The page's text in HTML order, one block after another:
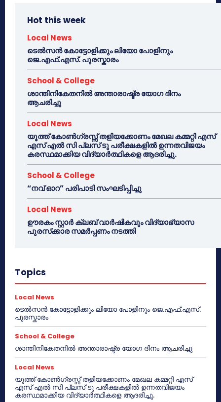
Hot this week
Local News
ടെൽസൻ കോട്ടോളിക്കും ലിയോ പോളിനും
ജെ.എഫ്.എസ്. പുരസ്കാരം
School & College
ശാന്തിനികേതനിൽ അന്താരാഷ്ട്ര യോഗ ദിനം
ആചരിച്ചു
Local News
യൂത്ത് കോൺഗ്രസ്സ് തളിയക്കോണം മേഖല കമ്മറ്റി എസ്
എസ് എൽ സി പ്ലസ് ടു പരീക്ഷകളിൽ ഉന്നതവിജയം
കരസ്ഥമാക്കിയ വിദ്യാർത്ഥികളെ ആദരിച്ചു.
School & College
“നവ് ഓറ” പരിപാടി സംഘടിപ്പിച്ചു
Local News
ഊരകം സ്റ്റാർ ക്ലബ് വാർഷികവും വിദ്യാഭ്യാസ
പുരസ്‌ക്കാര സമർപ്പണം നടത്തി
Topics
Local News
ടെൽസൻ കോട്ടോളിക്കും ലിയോ പോളിനും ജെ.എഫ്.എസ്.
പുരസ്കാരം
School & College
ശാന്തിനികേതനിൽ അന്താരാഷ്ട്ര യോഗ ദിനം ആചരിച്ചു
Local News
യൂത്ത് കോൺഗ്രസ്സ് തളിയക്കോണം മേഖല കമ്മറ്റി എസ്
എസ് എൽ സി പ്ലസ് ടു പരീക്ഷകളിൽ ഉന്നതവിജയം
കരസ്ഥമാക്കിയ വിദ്യാർത്ഥികളെ ആദരിച്ചു.